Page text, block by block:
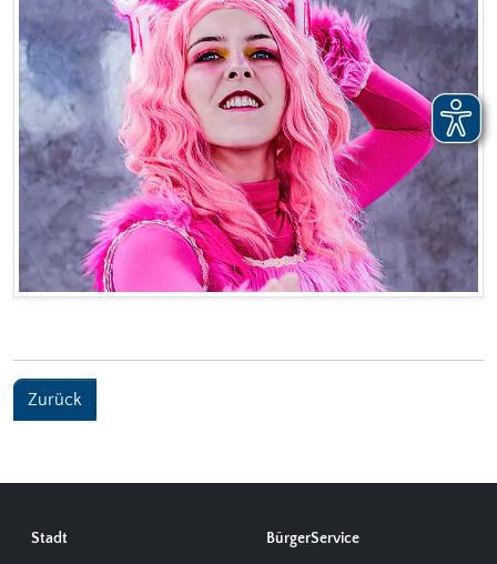
Zurück
Stadt BürgerService